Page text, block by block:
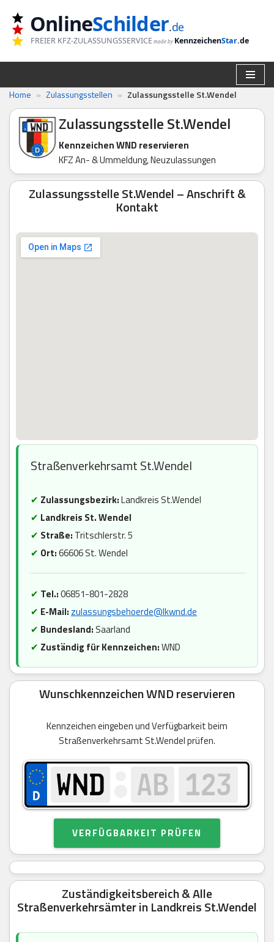
Zum
Inhalt
springen
OnlineSchilder.de
FREIER KFZ-ZULASSUNGSSERVICE made by KennzeichenStar.de
Home » Zulassungsstellen » Zulassungsstelle St.Wendel
Zulassungsstelle St.Wendel
Kennzeichen WND reservieren
KFZ An- & Ummeldung, Neuzulassungen
Zulassungsstelle St.Wendel – Anschrift &
Kontakt
Straßenverkehrsamt St.Wendel
✔ Zulassungsbezirk:Landkreis St.Wendel
✔ Landkreis St. Wendel
✔ Straße: Tritschlerstr. 5
✔ Ort:66606 St. Wendel
✔ Tel.:06851-801-2828
✔ E-Mail: zulassungsbehoerde@lkwnd.de
✔ Bundesland: Saarland
✔ Zuständig für Kennzeichen:WND
Wunschkennzeichen WND reservieren
Kennzeichen eingeben und Verfügbarkeit beim
Straßenverkehrsamt St.Wendel prüfen.
VERFÜGBARKEIT PRÜFEN
Zuständigkeitsbereich & Alle
Straßenverkehrsämter in Landkreis St.Wendel